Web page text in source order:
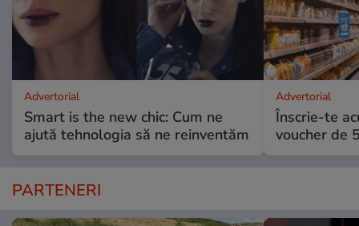
Advertorial
Smart is the new chic: Cum ne
ajută tehnologia să ne reinventăm
Advertorial
Înscrie-te
voucher de
PARTENERI